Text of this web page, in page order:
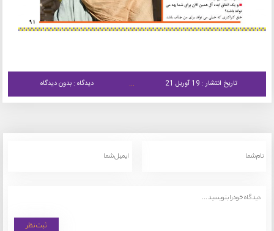
تاریخ انتشار : 19 آوریل 21 دیدگاه : بدون دیدگاه